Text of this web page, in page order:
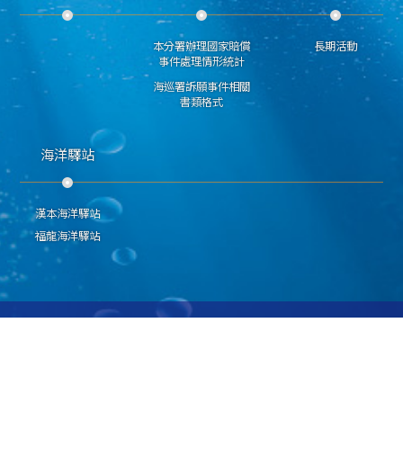
本分署辦理國家賠償
事件處理情形統計
海巡署訴願事件相關
書類格式
長期活動
海洋驛站
漢本海洋驛站
福龍海洋驛站